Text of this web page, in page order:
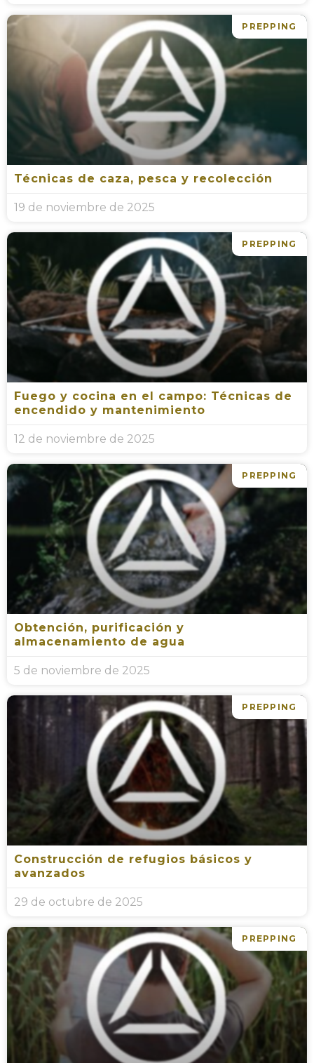
PREPPING
Técnicas de caza, pesca y recolección
19 de noviembre de 2025
PREPPING
Fuego y cocina en el campo: Técnicas de
encendido y mantenimiento
12 de noviembre de 2025
PREPPING
Obtención, purificación y
almacenamiento de agua
5 de noviembre de 2025
PREPPING
Construcción de refugios básicos y
avanzados
29 de octubre de 2025
PREPPING